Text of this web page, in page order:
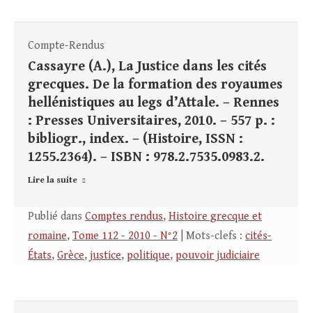
Compte-Rendus
Cassayre (A.), La Justice dans les cités
grecques. De la formation des royaumes
hellénistiques au legs d’Attale. – Rennes
: Presses Universitaires, 2010. – 557 p. :
bibliogr., index. – (Histoire, ISSN :
1255.2364). – ISBN : 978.2.7535.0983.2.
Lire la suite
Publié dans Comptes rendus, Histoire grecque et
romaine, Tome 112 - 2010 - N°2 | Mots-clefs : cités-
États, Grèce, justice, politique, pouvoir judiciaire